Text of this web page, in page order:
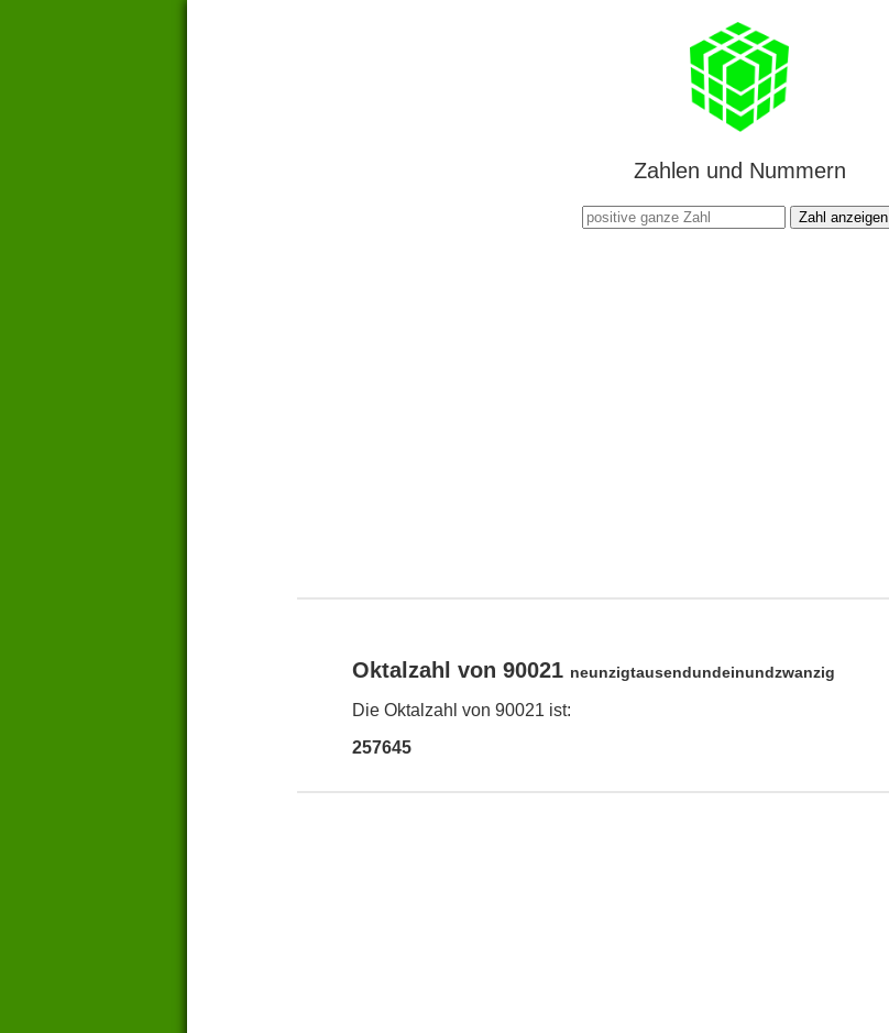
Zahlen und Nummern
Zahl anzeigen
Oktalzahl von 90021 neunzigtausendundeinundzwanzig
Die Oktalzahl von 90021 ist:
257645